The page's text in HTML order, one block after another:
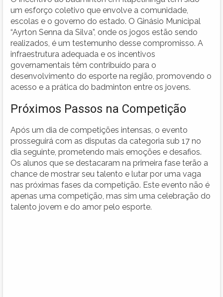
um esforço coletivo que envolve a comunidade,
escolas e o governo do estado. O Ginásio Municipal
“Ayrton Senna da Silva”, onde os jogos estão sendo
realizados, é um testemunho desse compromisso. A
infraestrutura adequada e os incentivos
governamentais têm contribuído para o
desenvolvimento do esporte na região, promovendo o
acesso e a prática do badminton entre os jovens.
Próximos Passos na Competição
Após um dia de competições intensas, o evento
prosseguirá com as disputas da categoria sub 17 no
dia seguinte, prometendo mais emoções e desafios.
Os alunos que se destacaram na primeira fase terão a
chance de mostrar seu talento e lutar por uma vaga
nas próximas fases da competição. Este evento não é
apenas uma competição, mas sim uma celebração do
talento jovem e do amor pelo esporte.